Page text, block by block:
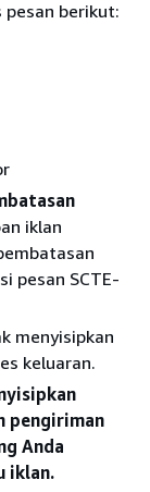
berikut:
iklan
pesan SCTE-
menyisipkan
keluaran.
pengiriman
Anda
iklan.